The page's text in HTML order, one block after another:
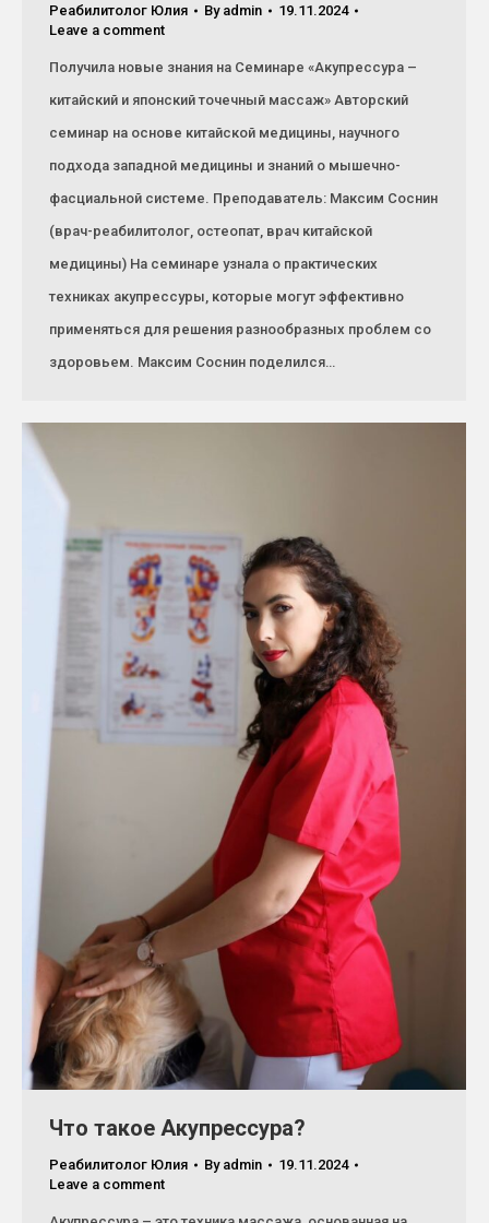
Реабилитолог Юлия By admin
19.11.2024
Leave a comment
Получила новые знания на Семинаре «Акупрессура –
китайский и японский точечный массаж» Авторский
семинар на основе китайской медицины, научного
подхода западной медицины и знаний о мышечно-
фасциальной системе. Преподаватель: Максим Соснин
(врач-реабилитолог, остеопат, врач китайской
медицины) На семинаре узнала о практических
техниках акупрессуры, которые могут эффективно
применяться для решения разнообразных проблем со
здоровьем. Максим Соснин поделился…
Что такое Акупрессура?
Реабилитолог Юлия By admin
19.11.2024
Leave a comment